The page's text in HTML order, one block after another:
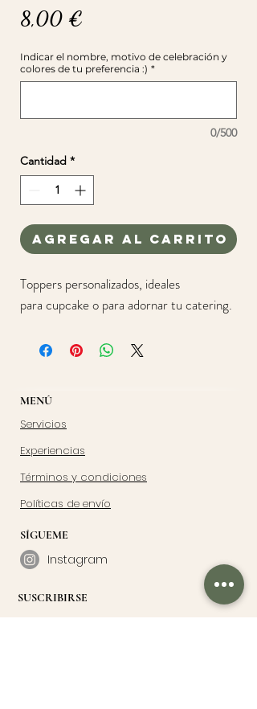
8,00 €
Indicar el nombre, motivo de celebración y
colores de tu preferencia :) *
0/500
Cantidad *
Agregar al carrito
Toppers personalizados, ideales
para cupcake o para adornar tu catering.
MENÚ
Servicios
Experiencias
Términos y condiciones
Políticas de envío
SÍGUEME
Instagram
SUSCRIBIRSE